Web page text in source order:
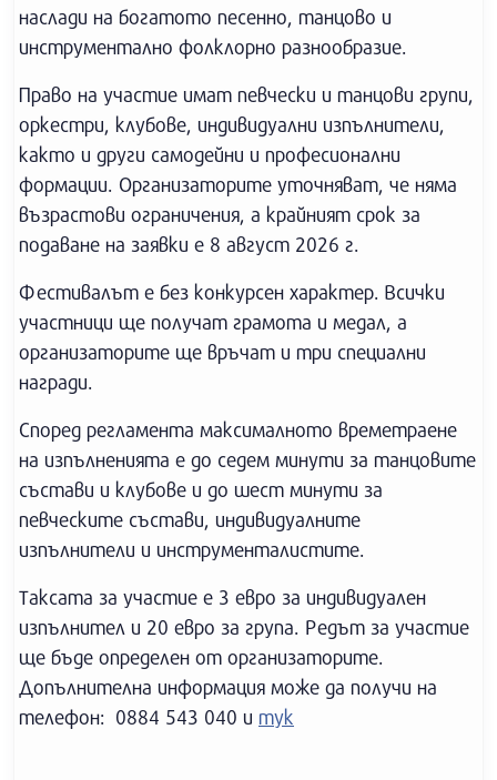
наслади на богатото песенно, танцово и
инструментално фолклорно разнообразие.
Право на участие имат певчески и танцови групи,
оркестри, клубове, индивидуални изпълнители,
както и други самодейни и професионални
формации. Организаторите уточняват, че няма
възрастови ограничения, а крайният срок за
подаване на заявки е 8 август 2026 г.
Фестивалът е без конкурсен характер. Всички
участници ще получат грамота и медал, а
организаторите ще връчат и три специални
награди.
Според регламента максималното времетраене
на изпълненията е до седем минути за танцовите
състави и клубове и до шест минути за
певческите състави, индивидуалните
изпълнители и инструменталистите.
Таксата за участие е 3 евро за индивидуален
изпълнител и 20 евро за група. Редът за участие
ще бъде определен от организаторите.
Допълнителна информация може да получи на
телефон: 0884 543 040 и тук